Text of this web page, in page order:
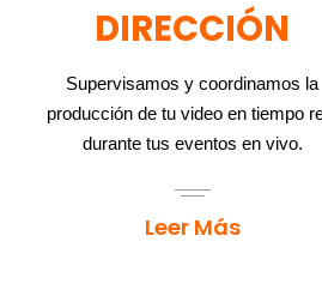
DIRECCIÓN
Supervisamos y coordinamos la
producción de tu video en tiempo
durante tus eventos en vivo.
Leer Más